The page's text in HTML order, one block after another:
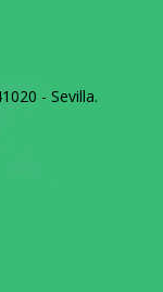
- Sevilla.